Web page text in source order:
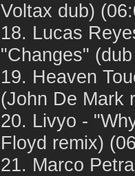
Voltax dub)
18. Lucas
"Changes"
19. Heaven
(John De Mark
20. Livyo -
Floyd remix)
21. Marco